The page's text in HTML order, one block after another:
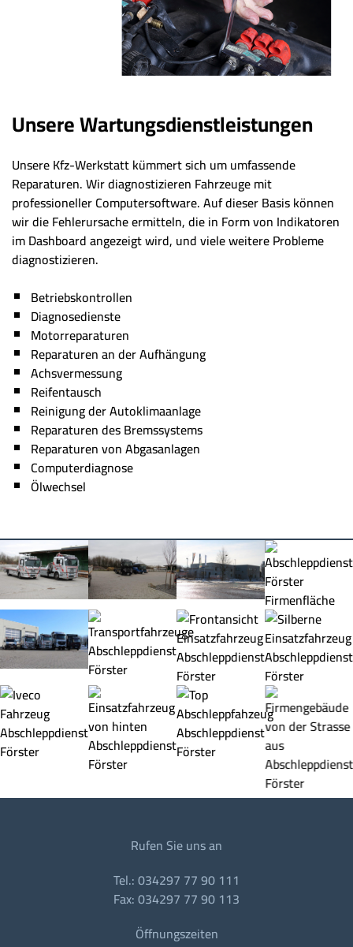
Unsere Wartungsdienstleistungen
Unsere Kfz-Werkstatt kümmert sich um umfassende
Reparaturen. Wir diagnostizieren Fahrzeuge mit
professioneller Computersoftware. Auf dieser Basis können
wir die Fehlerursache ermitteln, die in Form von Indikatoren
im Dashboard angezeigt wird, und viele weitere Probleme
diagnostizieren.
Betriebskontrollen
Diagnosedienste
Motorreparaturen
Reparaturen an der Aufhängung
Achsvermessung
Reifentausch
Reinigung der Autoklimaanlage
Reparaturen des Bremssystems
Reparaturen von Abgasanlagen
Computerdiagnose
Ölwechsel
Rufen Sie uns an
Tel.: 034297 77 90 111
Fax: 034297 77 90 113
Öffnungszeiten